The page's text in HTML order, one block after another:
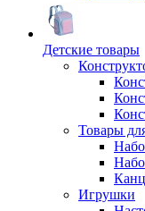
Детские товары
Товары
Игрушки